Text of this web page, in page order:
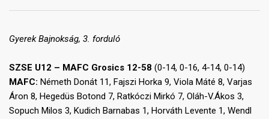
Gyerek Bajnokság, 3. forduló
SZSE U12 – MAFC Grosics 12-58 (0-14, 0-16, 4-14, 0-14)
MAFC: Németh Donát 11, Fajszi Horka 9, Viola Máté 8, Varjas
Áron 8, Hegedüs Botond 7, Ratkóczi Mirkó 7, Oláh-V.Ákos 3,
Sopuch Milos 3, Kudich Barnabas 1, Horváth Levente 1, Wendl